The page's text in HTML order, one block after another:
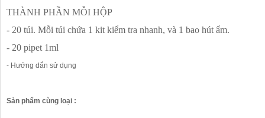
THÀNH PHẦN MỖI HỘP
- 20 túi. Mỗi túi chứa 1 kit kiểm tra nhanh, và 1 bao hút ẩm.
- 20 pipet 1ml
- Hướng dẩn sử dụng
Sản phẩm cùng loại :